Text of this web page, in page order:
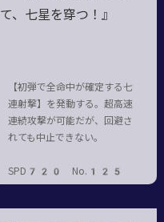
て、七星を穿つ！』
【初弾で全命中が確定する七
連射撃】を発動する。超高速
連続攻撃が可能だが、回避さ
れても中止できない。
SPD720 No.125